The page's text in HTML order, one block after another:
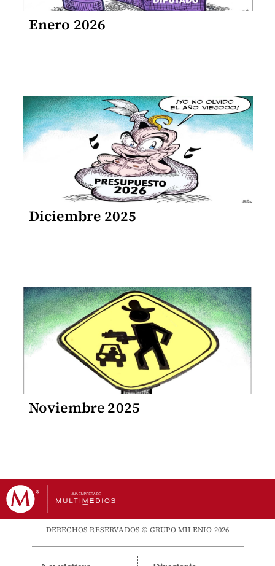
Enero 2026
Diciembre 2025
Noviembre 2025
DERECHOS RESERVADOS © GRUPO MILENIO 2026